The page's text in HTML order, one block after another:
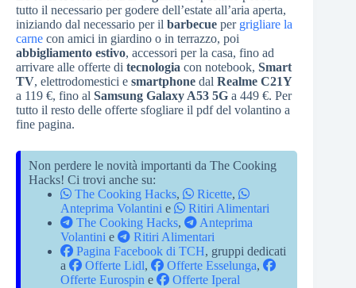
tutto il necessario per godere dell’estate all’aria aperta,
iniziando dal necessario per il barbecue per grigliare la
carne con amici in giardino o in terrazzo, poi
abbigliamento estivo, accessori per la casa, fino ad
arrivare alle offerte di tecnologia con notebook, Smart
TV, elettrodomestici e smartphone dal Realme C21Y
a 119 €, fino al Samsung Galaxy A53 5G a 449 €. Per
tutto il resto delle offerte sfogliare il pdf del volantino a
fine pagina.
Non perdere le novità importanti da The Cooking
Hacks! Ci trovi anche su:
The Cooking Hacks, Ricette,
Anteprima Volantini e
Ritiri Alimentari
The Cooking Hacks,
Anteprima
Volantini e
Ritiri Alimentari
Pagina Facebook di TCH, gruppi dedicati
a
Offerte Lidl, Offerte Esselunga,
Offerte Eurospin e Offerte Iperal